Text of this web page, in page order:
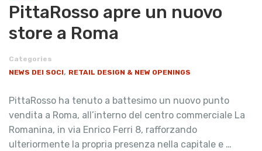
PittaRosso apre un nuovo
store a Roma
Categories
NEWS DEI SOCI, RETAIL DESIGN & NEW OPENINGS
PittaRosso ha tenuto a battesimo un nuovo punto
vendita a Roma, all’interno del centro commerciale La
Romanina, in via Enrico Ferri 8, rafforzando
ulteriormente la propria presenza nella capitale e …